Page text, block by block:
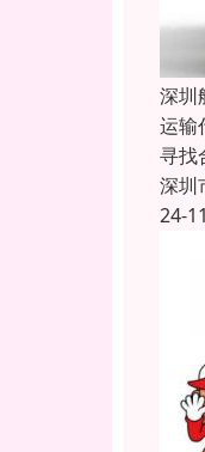
深圳
运输
寻找
深圳
24-